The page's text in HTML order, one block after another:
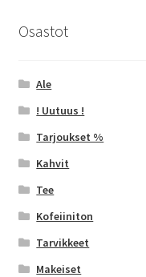
Osastot
Ale
! Uutuus !
Tarjoukset %
Kahvit
Tee
Kofeiiniton
Tarvikkeet
Makeiset